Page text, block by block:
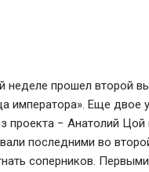
неделе прошел второй
императора». Еще двое
проекта − Анатолий Цой
последними во
соперников.